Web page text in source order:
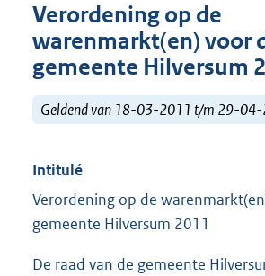
Verordening op de
warenmarkt(en) voor
gemeente Hilversum
Geldend van 18-03-2011 t/m 29-
Intitulé
Verordening op de
gemeente Hilversum 2011
De raad van de gemeente